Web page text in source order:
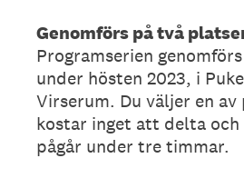
Genomförs på två
Programserien
under hösten 2023, i
Virserum. Du väljer en
kostar inget att delta
pågår under tre timmar.